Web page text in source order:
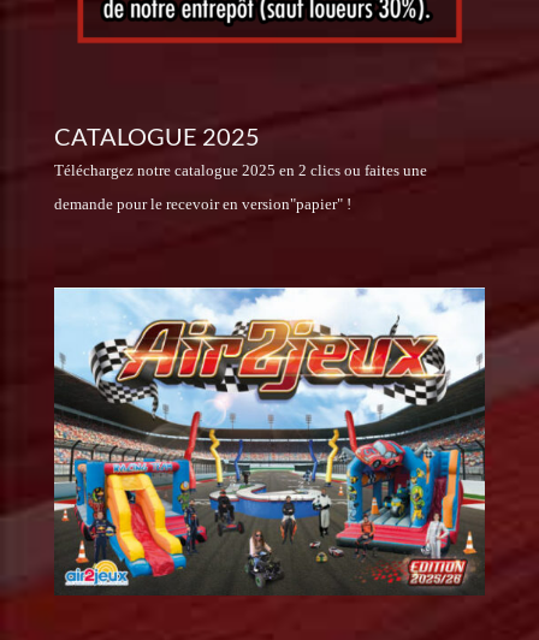
CATALOGUE 2025
Téléchargez notre catalogue 2025 en 2 clics ou faites une
demande pour le recevoir en version"papier" !